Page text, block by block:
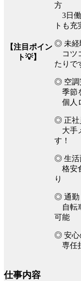
【注目ポイン
ト💡】
方
3日働
トも充
◎ 未経
コツ
たりで
◎ 空調
季節
個人
◎ 正社
大手
す！
◎ 生活
格安
り
◎ 通勤
自転
可能
◎ 安心
専任
仕事内容